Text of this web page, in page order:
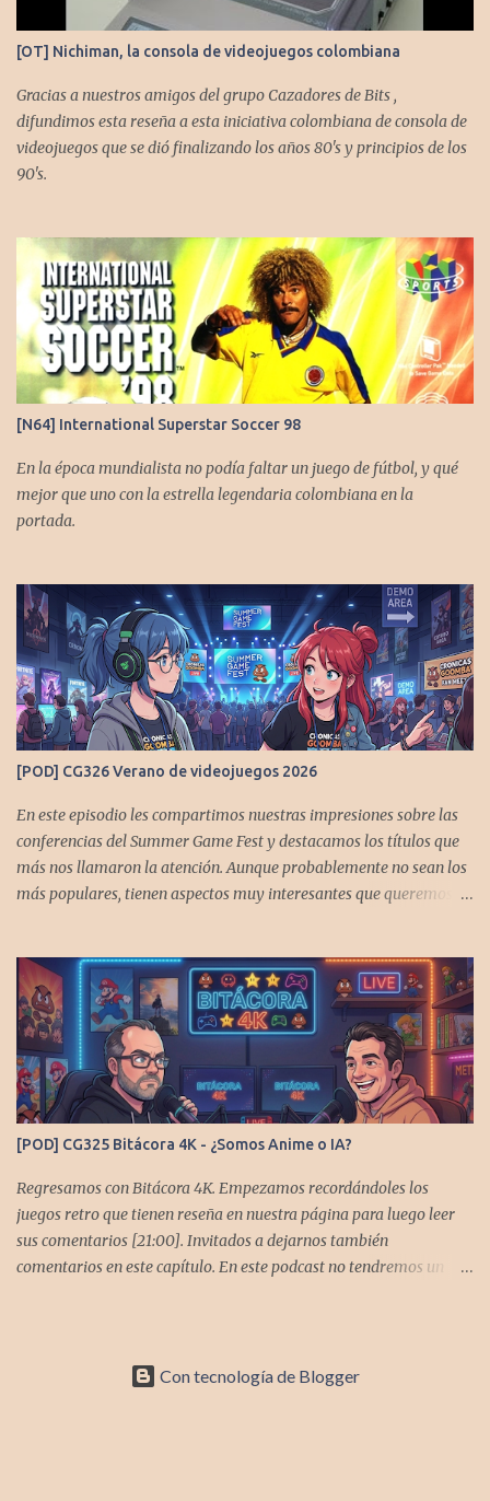
[OT] Nichiman, la consola de videojuegos colombiana
Gracias a nuestros amigos del grupo Cazadores de Bits ,
difundimos esta reseña a esta iniciativa colombiana de consola de
videojuegos que se dió finalizando los años 80's y principios de los
90's.
[N64] International Superstar Soccer 98
En la época mundialista no podía faltar un juego de fútbol, y qué
mejor que uno con la estrella legendaria colombiana en la
portada.
[POD] CG326 Verano de videojuegos 2026
En este episodio les compartimos nuestras impresiones sobre las
conferencias del Summer Game Fest y destacamos los títulos que
más nos llamaron la atención. Aunque probablemente no sean los
más populares, tienen aspectos muy interesantes que queremos
nos agregan a sus plataformas de podcast y nos dejan
comentarios en las cuentas de redes. Spotify YouTube. Twitter -
https://x.com/CronicasGoomba Instagram -
https://www.instagram.com/cronicasgoomba/ Facebook -
https://www.facebook.com/CronicasGoomba Si no estamos en tu
plataforma nos puedes agregarcn el código rss:
https://anchor.fm/s/10d1f3318/podcast/rss
[POD] CG325 Bitácora 4K - ¿Somos Anime o IA?
Regresamos con Bitácora 4K. Empezamos recordándoles los
juegos retro que tienen reseña en nuestra página para luego leer
sus comentarios [21:00]. Invitados a dejarnos también
comentarios en este capítulo. En este podcast no tendremos un
ustedes. Muchas gracias a todos los que nos agregan a sus
Con tecnología de Blogger